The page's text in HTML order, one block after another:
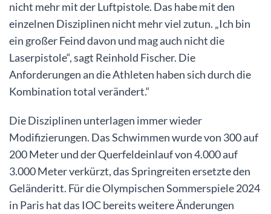
nicht mehr mit der Luftpistole. Das habe mit den
einzelnen Disziplinen nicht mehr viel zutun. „Ich bin
ein großer Feind davon und mag auch nicht die
Laserpistole“, sagt Reinhold Fischer. Die
Anforderungen an die Athleten haben sich durch die
Kombination total verändert.“
Die Disziplinen unterlagen immer wieder
Modifizierungen. Das Schwimmen wurde von 300 auf
200 Meter und der Querfeldeinlauf von 4.000 auf
3.000 Meter verkürzt, das Springreiten ersetzte den
Geländeritt. Für die Olympischen Sommerspiele 2024
in Paris hat das IOC bereits weitere Änderungen